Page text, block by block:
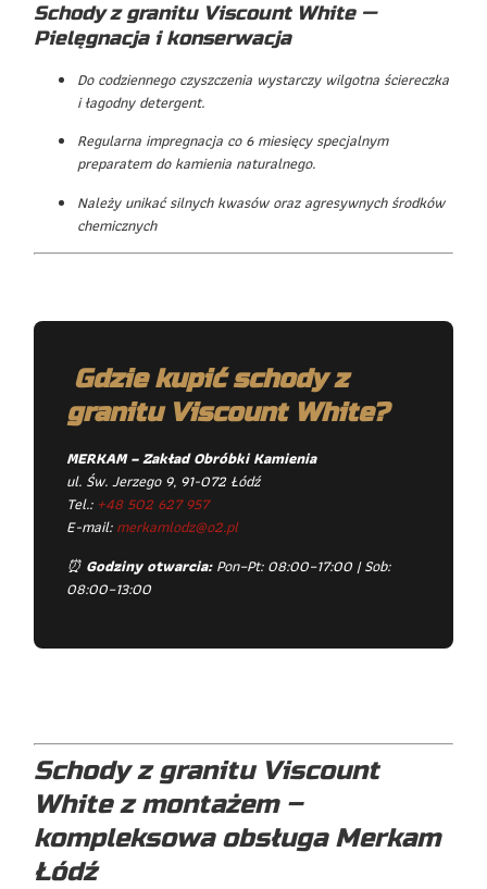
Schody z granitu Viscount White —
Pielęgnacja i konserwacja
Do codziennego czyszczenia wystarczy wilgotna ściereczka
i łagodny detergent.
Regularna impregnacja co 6 miesięcy specjalnym
preparatem do kamienia naturalnego.
Należy unikać silnych kwasów oraz agresywnych środków
chemicznych
Gdzie kupić schody z
granitu Viscount White?
MERKAM – Zakład Obróbki Kamienia
ul. Św. Jerzego 9, 91-072 Łódź
Tel.: +48 502 627 957
E-mail:merkamlodz@o2.pl
⏰ Godziny otwarcia:Pon–Pt: 08:00–17:00 | Sob:
08:00–13:00
Schody z granitu Viscount
White z montażem –
kompleksowa obsługa Merkam
Łódź